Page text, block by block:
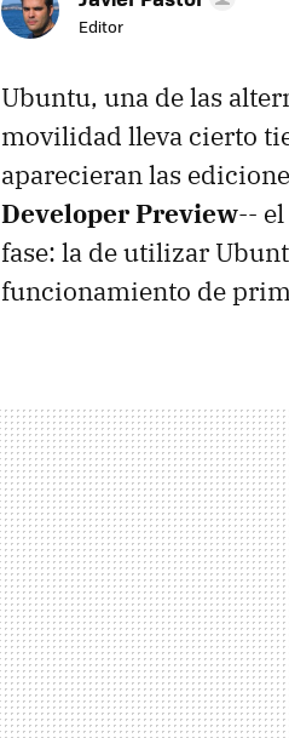
Editor
Ubuntu, una de las
movilidad lleva cierto
aparecieran las
Developer Preview--
fase: la de utilizar
funcionamiento de